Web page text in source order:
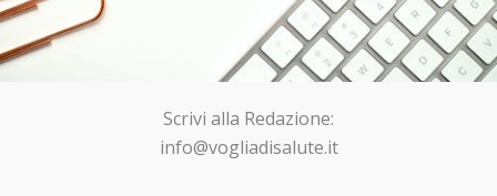
Scrivi alla Redazione:
info@vogliadisalute.it